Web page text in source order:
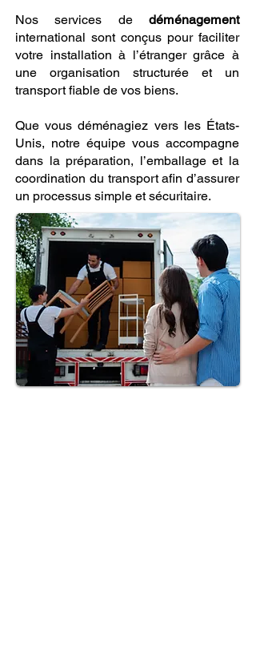
Nos services dedéménagement
international sont conçus pour faciliter
votre installation à l’étranger grâce à
une organisation structurée et un
transport fiable de vos biens.
Que vous déménagiez vers les États-
Unis, notre équipe vous accompagne
dans la préparation, l’emballage et la
coordination du transport afin d’assurer
un processus simple et sécuritaire.